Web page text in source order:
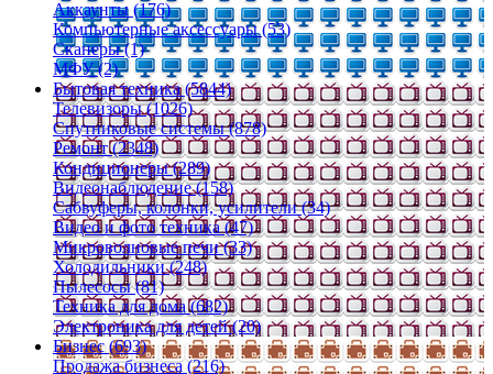
Аккаунты (176)
Компьютерные аксессуары (53)
Сканеры (1)
МФУ (2)
Бытовая техника (5844)
Телевизоры (1026)
Спутниковые системы (878)
Ремонт (2348)
Кондиционеры (289)
Видеонаблюдение (158)
Сабвуферы, колонки, усилители (34)
Видео и фото техника (47)
Микроволновые печи (33)
Холодильники (248)
Пылесосы (81)
Техника для дома (682)
Электроника для детей (20)
Бизнес (693)
Продажа бизнеса (216)